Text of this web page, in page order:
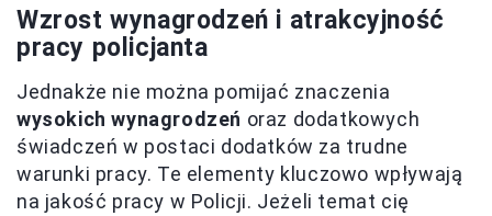
Wzrost wynagrodzeń i atrakcyjność
pracy policjanta
Jednakże nie można pomijać znaczenia
wysokich wynagrodzeń oraz dodatkowych
świadczeń w postaci dodatków za trudne
warunki pracy. Te elementy kluczowo wpływają
na jakość pracy w Policji. Jeżeli temat cię